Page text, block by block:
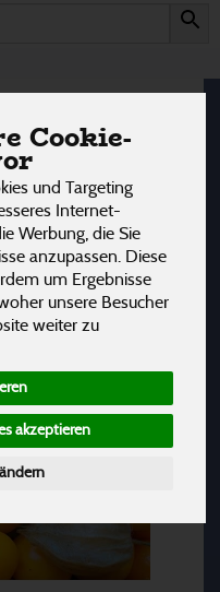
Cookie-
und Targeting
Internet-
Werbung, die Sie
anzupassen. Diese
um Ergebnisse
unsere Besucher
weiter zu
akzeptieren